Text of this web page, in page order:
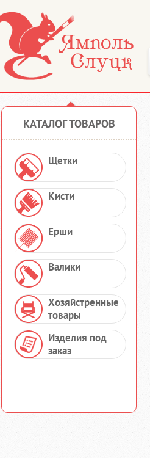
КАТАЛОГ ТОВАРОВ
Щетки
Кисти
Ерши
Валики
Хозяйстренные
товары
Изделия под
заказ